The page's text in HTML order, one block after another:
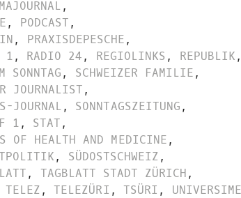
,
, PODCAST,
, PRAXISDEPESCHE,
1, RADIO 24, REGIOLINKS , REPUBLIK,
SONNTAG, SCHWEIZER FAMILIE,
JOURNALIST,
JOURNAL, SONNTAGSZEITUNG,
1, STAT,
OF HEALTH AND MEDICINE,
, SÜDOSTSCHWEIZ,
, TAGBLATT STADT ZÜRICH,
TELEZ, TELEZÜRI , TSÜRI ,